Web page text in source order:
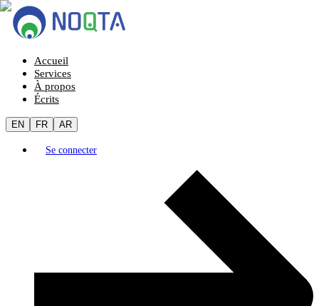
Accueil
Services
À propos
Écrits
EN FR AR
Se connecter